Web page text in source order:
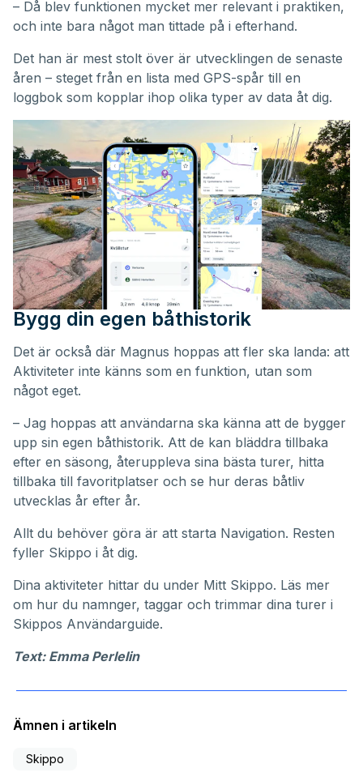
– Då blev funktionen mycket mer relevant i praktiken,
och inte bara något man tittade på i efterhand.
Det han är mest stolt över är utvecklingen de senaste
åren – steget från en lista med GPS-spår till en
loggbok som kopplar ihop olika typer av data åt dig.
Bygg din egen båthistorik
Det är också där Magnus hoppas att fler ska landa: att
Aktiviteter inte känns som en funktion, utan som
något eget.
– Jag hoppas att användarna ska känna att de bygger
upp sin egen båthistorik. Att de kan bläddra tillbaka
efter en säsong, återuppleva sina bästa turer, hitta
tillbaka till favoritplatser och se hur deras båtliv
utvecklas år efter år.
Allt du behöver göra är att starta Navigation. Resten
fyller Skippo i åt dig.
Dina aktiviteter hittar du under Mitt Skippo. Läs mer
om hur du namnger, taggar och trimmar dina turer i
Skippos Användarguide.
Text: Emma Perlelin
Ämnen i artikeln
Skippo